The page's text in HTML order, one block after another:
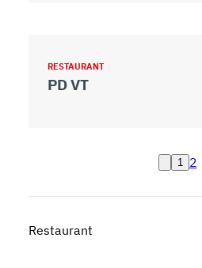
RESTAURANT
PD VT
1 2
Restaurant